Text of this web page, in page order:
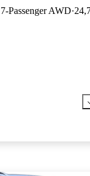
Passenger AWD